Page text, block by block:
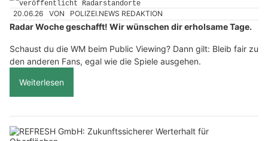
20.06.26 VON POLIZEI.NEWS REDAKTION
Radar Woche geschafft! Wir wünschen dir erholsame Tage.
Schaust du die WM beim Public Viewing? Dann gilt: Bleib fair zu
den anderen Fans, egal wie die Spiele ausgehen.
Weiterlesen